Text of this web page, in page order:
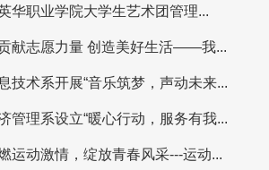
华职业学院大学生艺术团管理...
献志愿力量 创造美好生活——我...
技术系开展“音乐筑梦，声动未来...
管理系设立“暖心行动，服务有我...
运动激情，绽放青春风采---运动...